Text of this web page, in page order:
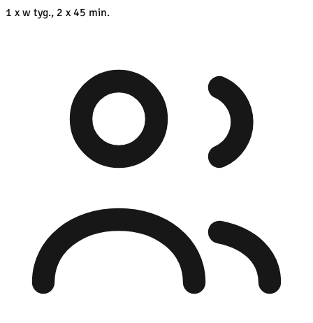
1 x w tyg., 2 x 45 min.